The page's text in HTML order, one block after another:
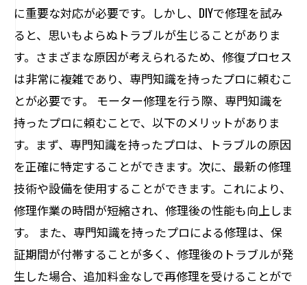
に重要な対応が必要です。しかし、DIYで修理を試み
ると、思いもよらぬトラブルが生じることがありま
す。さまざまな原因が考えられるため、修復プロセス
は非常に複雑であり、専門知識を持ったプロに頼むこ
とが必要です。 モーター修理を行う際、専門知識を
持ったプロに頼むことで、以下のメリットがありま
す。まず、専門知識を持ったプロは、トラブルの原因
を正確に特定することができます。次に、最新の修理
技術や設備を使用することができます。これにより、
修理作業の時間が短縮され、修理後の性能も向上しま
す。 また、専門知識を持ったプロによる修理は、保
証期間が付帯することが多く、修理後のトラブルが発
生した場合、追加料金なしで再修理を受けることがで